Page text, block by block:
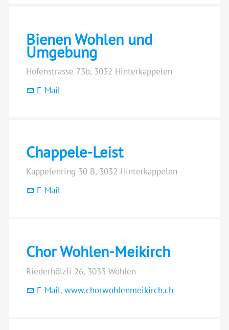
Bienen Wohlen und
Umgebung
Hofenstrasse 73b, 3032 Hinterkappelen
E-Mail
Chappele-Leist
Kappelenring 30 B, 3032 Hinterkappelen
E-Mail
Chor Wohlen-Meikirch
Riederhölzli 26, 3033 Wohlen
E-Mail, www.chorwohlenmeikirch.ch